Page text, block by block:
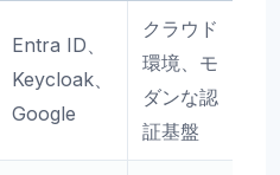
Entra ID、
Keycloak、
Google
クラウド
環境、モ
ダンな認
証基盤